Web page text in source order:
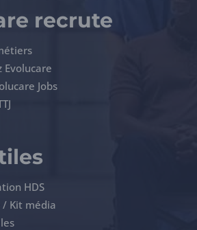
recrute
Evolucare
Jobs
HDS
/ Kit média